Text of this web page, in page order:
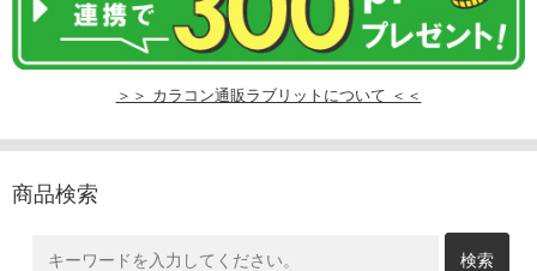
＞＞ カラコン通販ラブリットについて ＜＜
商品検索